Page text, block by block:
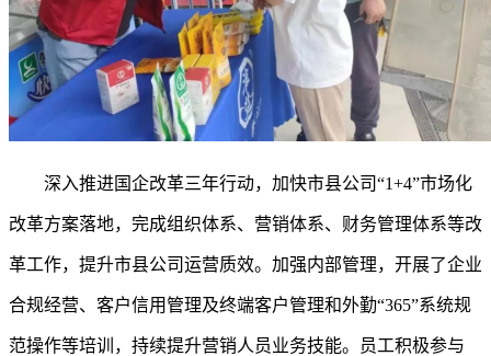
深入推进国企改革三年行动，加快市县公司“1+4”市场化
改革方案落地，完成组织体系、营销体系、财务管理体系等改
革工作，提升市县公司运营质效。加强内部管理，开展了企业
合规经营、客户信用管理及终端客户管理和外勤“365”系统规
范操作等培训，持续提升营销人员业务技能。员工积极参与